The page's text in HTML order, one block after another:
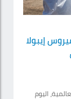
إيبولا
اليوم